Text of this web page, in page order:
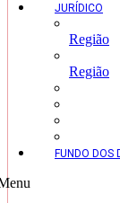
JURÍDICO
Região
Região
FUNDO DOS